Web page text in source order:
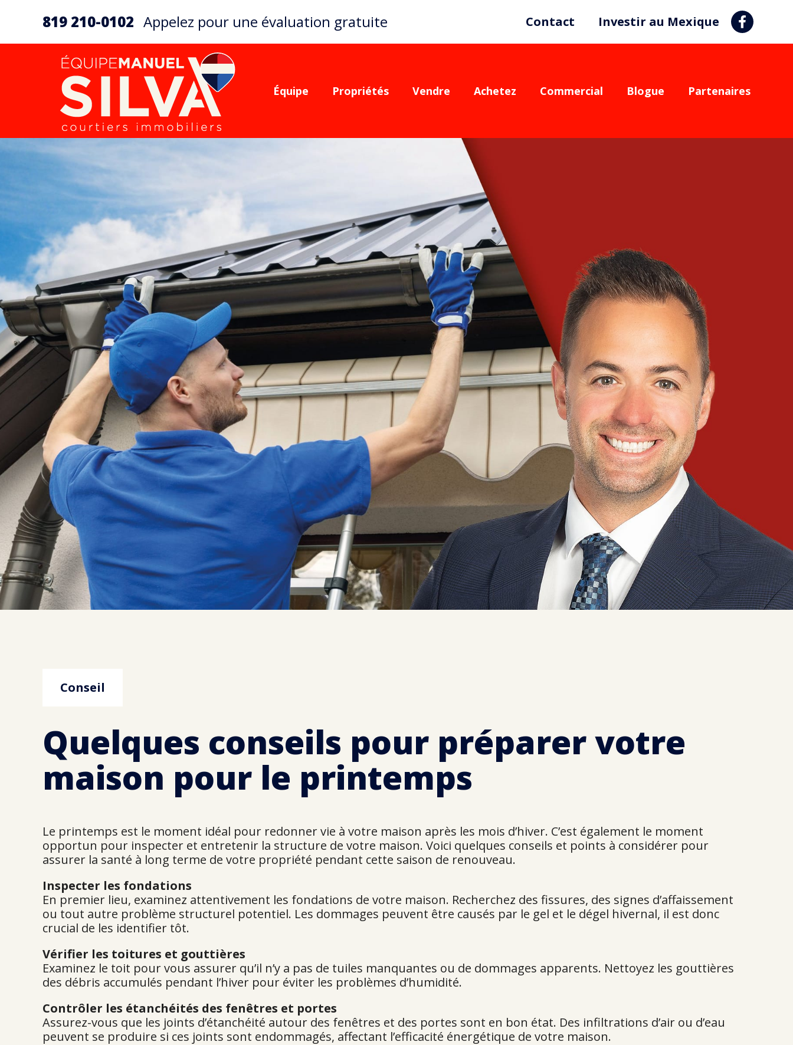
819 210-0102 Appelez pour une évaluation gratuite Contact Investir au Mexique
Équipe Propriétés Vendre Achetez Commercial Blogue Partenaires
Conseil
Quelques conseils pour préparer votre
maison pour le printemps
Le printemps est le moment idéal pour redonner vie à votre maison après les mois d’hiver. C’est également le moment
opportun pour inspecter et entretenir la structure de votre maison. Voici quelques conseils et points à considérer pour
assurer la santé à long terme de votre propriété pendant cette saison de renouveau.
Inspecter les fondations
En premier lieu, examinez attentivement les fondations de votre maison. Recherchez des fissures, des signes d’affaissement
ou tout autre problème structurel potentiel. Les dommages peuvent être causés par le gel et le dégel hivernal, il est donc
crucial de les identifier tôt.
Vérifier les toitures et gouttières
Examinez le toit pour vous assurer qu’il n’y a pas de tuiles manquantes ou de dommages apparents. Nettoyez les gouttières
des débris accumulés pendant l’hiver pour éviter les problèmes d’humidité.
Contrôler les étanchéités des fenêtres et portes
Assurez-vous que les joints d’étanchéité autour des fenêtres et des portes sont en bon état. Des infiltrations d’air ou d’eau
peuvent se produire si ces joints sont endommagés, affectant l’efficacité énergétique de votre maison.